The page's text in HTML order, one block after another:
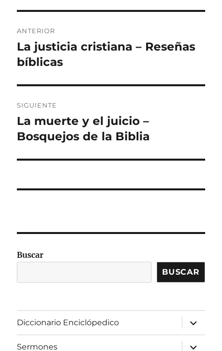
de
entradas
ANTERIOR
Entrada
anterior:
La justicia cristiana – Reseñas
bíblicas
SIGUIENTE
Entrada
siguiente:
La muerte y el juicio –
Bosquejos de la Biblia
Buscar
BUSCAR
Diccionario Enciclópedico
expandir
el
menú
inferior
Sermones
expandir